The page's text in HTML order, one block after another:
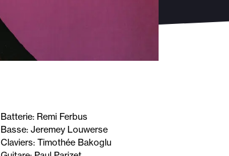
Batterie: Remi Ferbus
Basse: Jeremey Louwerse
Claviers: Timothée Bakoglu